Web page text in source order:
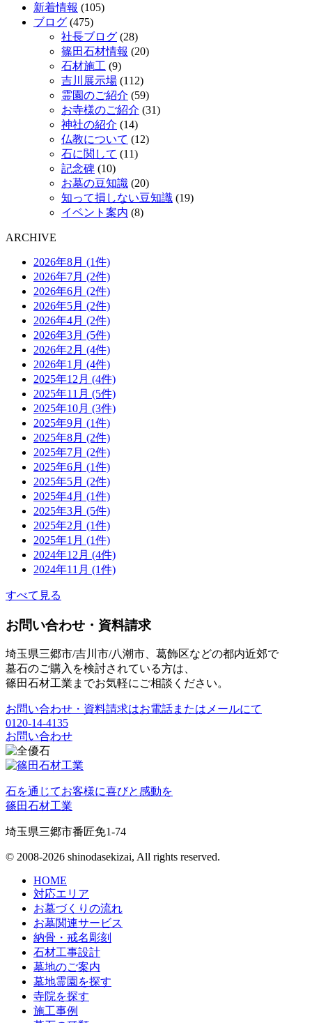
新着情報 (105)
ブログ (475)
社長ブログ (28)
篠田石材情報 (20)
石材施工 (9)
吉川展示場 (112)
霊園のご紹介 (59)
お寺様のご紹介 (31)
神社の紹介 (14)
仏教について (12)
石に関して (11)
記念碑 (10)
お墓の豆知識 (20)
知って損しない豆知識 (19)
イベント案内 (8)
ARCHIVE
2026年8月 (1件)
2026年7月 (2件)
2026年6月 (2件)
2026年5月 (2件)
2026年4月 (2件)
2026年3月 (5件)
2026年2月 (4件)
2026年1月 (4件)
2025年12月 (4件)
2025年11月 (5件)
2025年10月 (3件)
2025年9月 (1件)
2025年8月 (2件)
2025年7月 (2件)
2025年6月 (1件)
2025年5月 (2件)
2025年4月 (1件)
2025年3月 (5件)
2025年2月 (1件)
2025年1月 (1件)
2024年12月 (4件)
2024年11月 (1件)
すべて見る
お問い合わせ・資料請求
埼玉県三郷市/吉川市/八潮市、葛飾区などの都内近郊で
墓石のご購入を検討されている方は、
篠田石材工業までお気軽にご相談ください。
お問い合わせ・資料請求はお電話またはメールにて
0120-14-4135
お問い合わせ
石を通じてお客様に喜びと感動を
篠田石材工業
埼玉県三郷市番匠免1-74
© 2008-2026 shinodasekizai, All rights reserved.
HOME
対応エリア
お墓づくりの流れ
お墓関連サービス
納骨・戒名彫刻
石材工事設計
墓地のご案内
墓地霊園を探す
寺院を探す
施工事例